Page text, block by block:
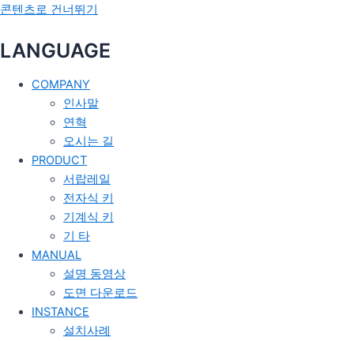
콘텐츠로 건너뛰기
LANGUAGE
COMPANY
인사말
연혁
오시는 길
PRODUCT
서랍레일
전자식 키
기계식 키
기 타
MANUAL
설명 동영상
도면 다운로드
INSTANCE
설치사례